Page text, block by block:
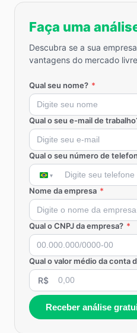
Faça uma
Descubra se a sua
vantagens do mercado
Qual seu nome? *
Qual o seu e-mail de
Qual o seu número de
Nome da empresa *
Qual o CNPJ da empresa? *
Qual o valor médio da conta
R$
Receber análise